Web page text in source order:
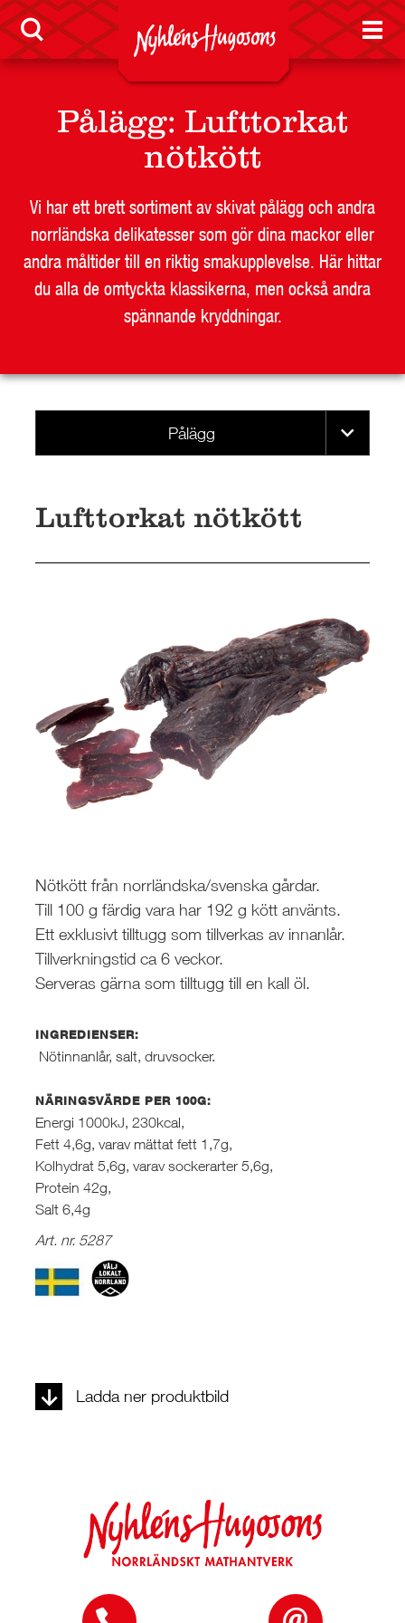
LEVERANTÖR
BUTIKSSIDA
RESTAURANG OCH STORHUSHÅLL
SKOLA
JOBB
PRESS
KONTAKT
Pålägg: Lufttorkat
nötkött
Vi har ett brett sortiment av skivat pålägg och andra
norrländska delikatesser som gör dina mackor eller
andra måltider till en riktig smakupplevelse. Här hittar
du alla de omtyckta klassikerna, men också andra
spännande kryddningar.
Pålägg
Lufttorkat nötkött
Nötkött från norrländska/svenska gårdar.
Till 100 g färdig vara har 192 g kött använts.
Ett exklusivt tilltugg som tillverkas av innanlår.
Tillverkningstid ca 6 veckor.
Serveras gärna som tilltugg till en kall öl.
INGREDIENSER:
Nötinnanlår, salt, druvsocker.
NÄRINGSVÄRDE PER 100G:
Energi 1000kJ, 230kcal,
Fett 4,6g, varav mättat fett 1,7g,
Kolhydrat 5,6g, varav sockerarter 5,6g,
Protein 42g,
Salt 6,4g
Art. nr. 5287
Ladda ner produktbild